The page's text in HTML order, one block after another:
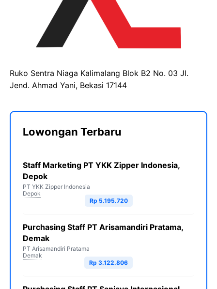
Ruko Sentra Niaga Kalimalang Blok B2 No. 03 Jl.
Jend. Ahmad Yani, Bekasi 17144
Lowongan Terbaru
Staff Marketing PT YKK Zipper Indonesia,
Depok
PT YKK Zipper Indonesia
Depok
Rp 5.195.720
Purchasing Staff PT Arisamandiri Pratama,
Demak
PT Arisamandiri Pratama
Demak
Rp 3.122.806